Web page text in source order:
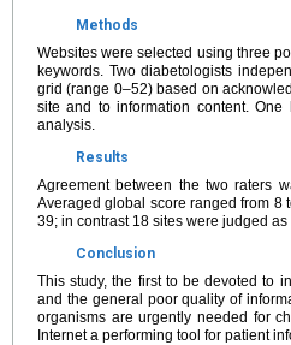
Methods
Websites were selected using three
keywords. Two diabetologists
grid (range 0–52) based on
site and to information content.
analysis.
Results
Agreement between the two raters
Averaged global score ranged from 8
39; in contrast 18 sites were judged
Conclusion
This study, the first to be devoted to
and the general poor quality of
organisms are urgently needed for
Internet a performing tool for patient